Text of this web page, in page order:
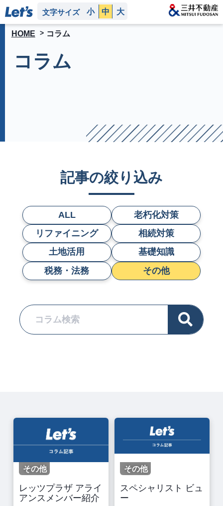
文字サイズ 小 中 大
HOME コラム
コラム
記事の絞り込み
ALL
老朽化対策
リファイニング
相続対策
土地活用
基礎知識
税務・法務
その他
その他
レッツプラザ アライ
アンスメンバー紹介
その他
スペシャリスト ビュ
ー